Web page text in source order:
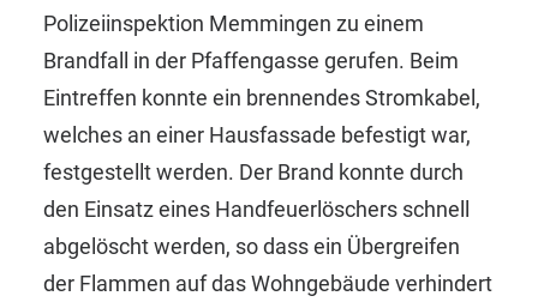
Polizeiinspektion Memmingen zu einem
Brandfall in der Pfaffengasse gerufen. Beim
Eintreffen konnte ein brennendes Stromkabel,
welches an einer Hausfassade befestigt war,
festgestellt werden. Der Brand konnte durch
den Einsatz eines Handfeuerlöschers schnell
abgelöscht werden, so dass ein Übergreifen
der Flammen auf das Wohngebäude verhindert